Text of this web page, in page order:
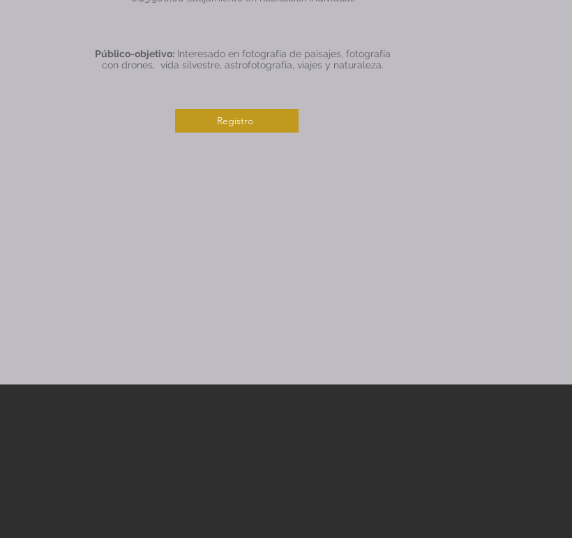
Público-objetivo: Interesado en fotografía de paisajes, fotografía
con drones, vida silvestre, astrofotografía, viajes y naturaleza.
Registro